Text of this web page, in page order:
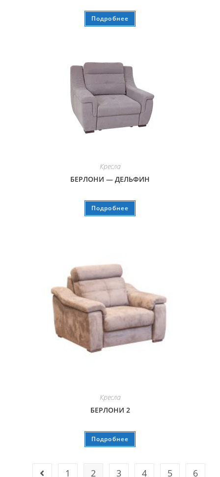
Подробнее
Кресла
БЕРЛОНИ — ДЕЛЬФИН
Подробнее
Кресла
БЕРЛОНИ 2
Подробнее
1 2 3 4 5 6